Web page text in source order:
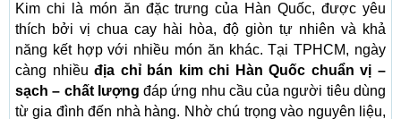
Kim chi là món ăn đặc trưng của Hàn Quốc, được yêu
thích bởi vị chua cay hài hòa, độ giòn tự nhiên và khả
năng kết hợp với nhiều món ăn khác. Tại TPHCM, ngày
càng nhiềuđịa chỉ bán kim chi Hàn Quốc chuẩn vị –
sạch – chất lượng đáp ứng nhu cầu của người tiêu dùng
từ gia đình đến nhà hàng. Nhờ chú trọng vào nguyên liệu,